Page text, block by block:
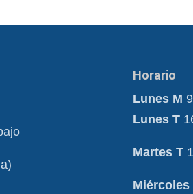
Horario
Lunes M
Lunes T
Martes T
Miércoles